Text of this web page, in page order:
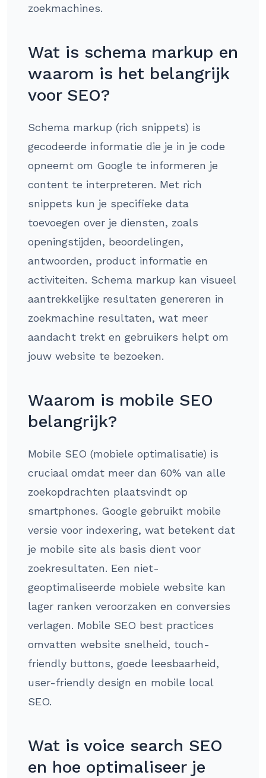
zoekmachines.
Wat is schema markup en
waarom is het belangrijk
voor SEO?
Schema markup (rich snippets) is
gecodeerde informatie die je in je code
opneemt om Google te informeren je
content te interpreteren. Met rich
snippets kun je specifieke data
toevoegen over je diensten, zoals
openingstijden, beoordelingen,
antwoorden, product informatie en
activiteiten. Schema markup kan visueel
aantrekkelijke resultaten genereren in
zoekmachine resultaten, wat meer
aandacht trekt en gebruikers helpt om
jouw website te bezoeken.
Waarom is mobile SEO
belangrijk?
Mobile SEO (mobiele optimalisatie) is
cruciaal omdat meer dan 60% van alle
zoekopdrachten plaatsvindt op
smartphones. Google gebruikt mobile
versie voor indexering, wat betekent dat
je mobile site als basis dient voor
zoekresultaten. Een niet-
geoptimaliseerde mobiele website kan
lager ranken veroorzaken en conversies
verlagen. Mobile SEO best practices
omvatten website snelheid, touch-
friendly buttons, goede leesbaarheid,
user-friendly design en mobile local
SEO.
Wat is voice search SEO
en hoe optimaliseer je